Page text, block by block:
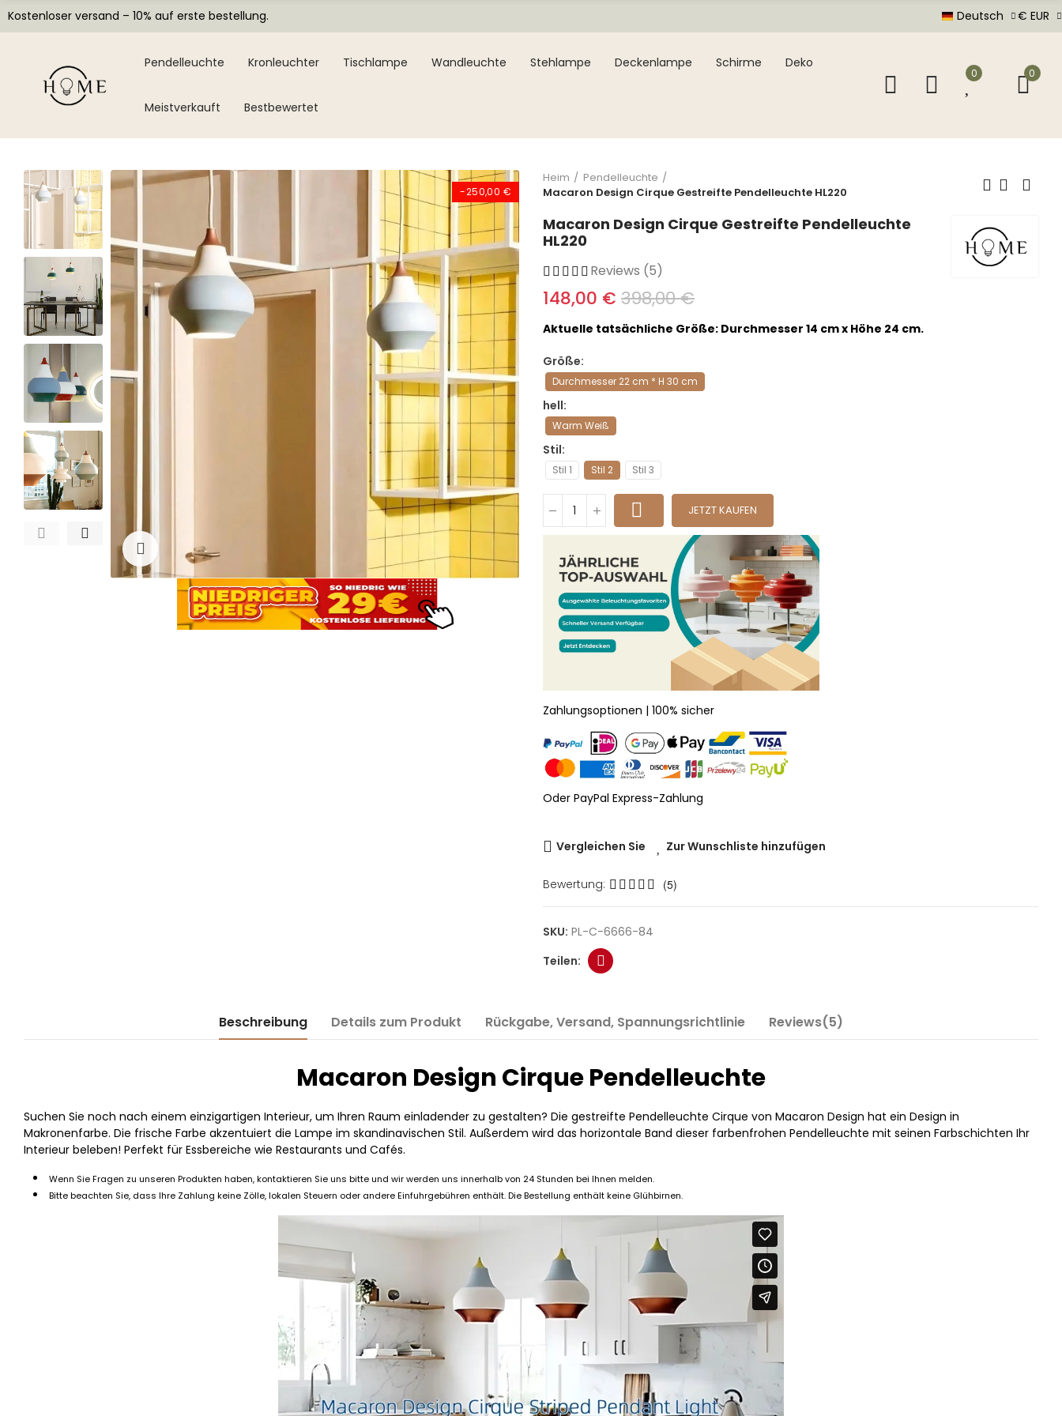
Kostenloser versand – 10% auf erste bestellung. Deutsch € EUR
Pendelleuchte Kronleuchter Tischlampe Wandleuchte Stehlampe Deckenlampe Schirme Deko
Meistverkauft Bestbewertet
0 0
-250,00 €
Zum Vergrößern anklicken
Heim
Pendelleuchte
Macaron Design Cirque Gestreifte Pendelleuchte HL220
Macaron Design Cirque Gestreifte Pendelleuchte
HL220
Reviews (5)
148,00 € 398,00 €
Aktuelle tatsächliche Größe: Durchmesser 14 cm x Höhe 24 cm.
Größe
Durchmesser 22 cm * H 30 cm
hell
Warm Weiß
Stil
Stil 1 Stil 2 Stil 3
JETZT KAUFEN
Zahlungsoptionen | 100% sicher
Oder PayPal Express-Zahlung
Vergleichen Sie Zur Wunschliste hinzufügen
Bewertung: (5)
SKU: PL-C-6666-84
Beschreibung Details zum Produkt Rückgabe, Versand, Spannungsrichtlinie Reviews(5)
Macaron Design Cirque Pendelleuchte
Suchen Sie noch nach einem einzigartigen Interieur, um Ihren Raum einladender zu gestalten? Die gestreifte Pendelleuchte Cirque von Macaron Design hat ein Design in
Makronenfarbe. Die frische Farbe akzentuiert die Lampe im skandinavischen Stil. Außerdem wird das horizontale Band dieser farbenfrohen Pendelleuchte mit seinen Farbschichten Ihr
Interieur beleben! Perfekt für Essbereiche wie Restaurants und Cafés.
Wenn Sie Fragen zu unseren Produkten haben, kontaktieren Sie uns bitte und wir werden uns innerhalb von 24 Stunden bei Ihnen melden.
Bitte beachten Sie, dass Ihre Zahlung keine Zölle, lokalen Steuern oder andere Einfuhrgebühren enthält. Die Bestellung enthält keine Glühbirnen.